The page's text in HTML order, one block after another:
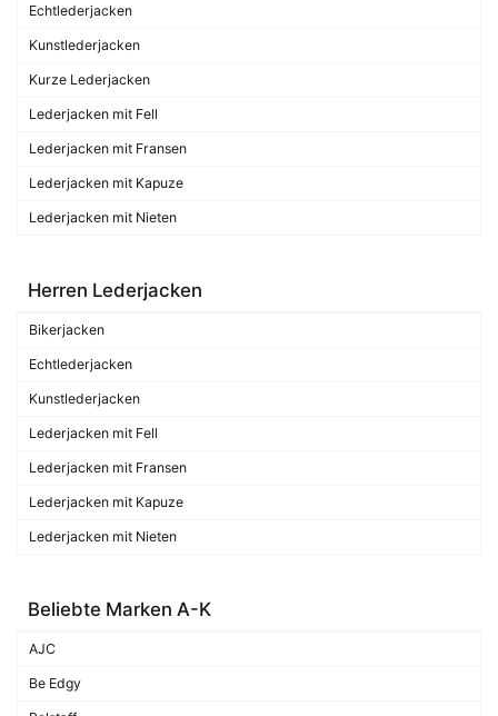
Echtlederjacken
Kunstlederjacken
Kurze Lederjacken
Lederjacken mit Fell
Lederjacken mit Fransen
Lederjacken mit Kapuze
Lederjacken mit Nieten
Herren Lederjacken
Bikerjacken
Echtlederjacken
Kunstlederjacken
Lederjacken mit Fell
Lederjacken mit Fransen
Lederjacken mit Kapuze
Lederjacken mit Nieten
Beliebte Marken A-K
AJC
Be Edgy